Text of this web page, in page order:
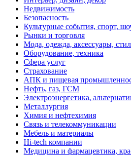
Недвижимость
Безопасность
Культурные события, спорт,
Рынки и торговля
Мода, одежда, аксессуары,
Оборудование, техника
Сфера услуг
Страхование
АПК и пищевая
Нефть, газ, ГСМ
Электроэнергетика,
Металлургия
Химия и нефтехимия
Связь и телекоммуникации
Мебель и материалы
Hi-tech компании
Медицина и фармацевтика,